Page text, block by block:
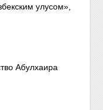
улусом»,
Абулхаира